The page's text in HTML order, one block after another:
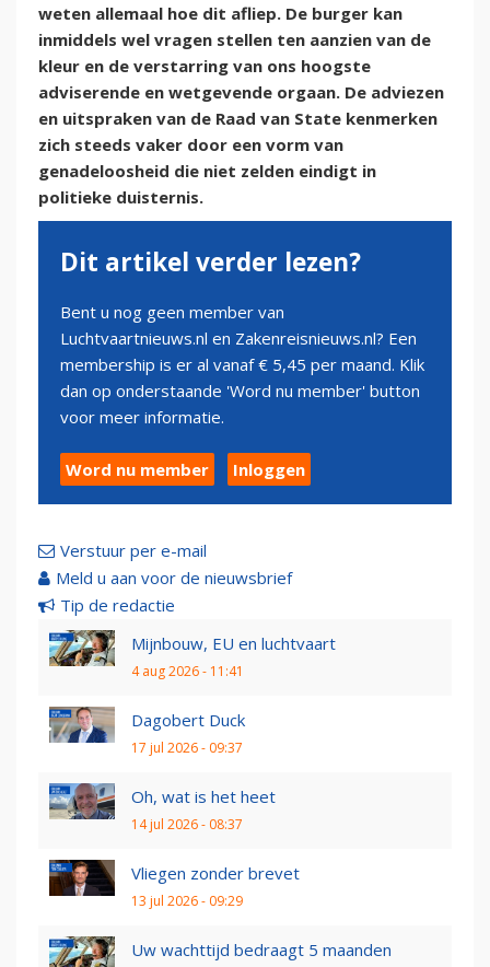
weten allemaal hoe dit afliep. De burger kan
inmiddels wel vragen stellen ten aanzien van de
kleur en de verstarring van ons hoogste
adviserende en wetgevende orgaan. De adviezen
en uitspraken van de Raad van State kenmerken
zich steeds vaker door een vorm van
genadeloosheid die niet zelden eindigt in
politieke duisternis.
Dit artikel verder lezen?
Bent u nog geen member van
Luchtvaartnieuws.nl en Zakenreisnieuws.nl? Een
membership is er al vanaf € 5,45 per maand. Klik
dan op onderstaande 'Word nu member' button
voor meer informatie.
Word nu member Inloggen
Verstuur per e-mail
Meld u aan voor de nieuwsbrief
Tip de redactie
Mijnbouw, EU en luchtvaart
4 aug 2026 - 11:41
Dagobert Duck
17 jul 2026 - 09:37
Oh, wat is het heet
14 jul 2026 - 08:37
Vliegen zonder brevet
13 jul 2026 - 09:29
Uw wachttijd bedraagt 5 maanden